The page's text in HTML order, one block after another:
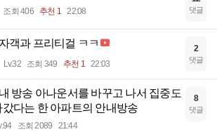
조회 406 추천 1 22:08 댓글
객과 프리티걸 ㅋㅋ
Lv.32 조회 349 추천 1 22:03
2
댓글
방송 아나운서를 바꾸고 나서 집중도
갔다는 한 아파트의 안내방송
조회 2089 21:44
8
댓글